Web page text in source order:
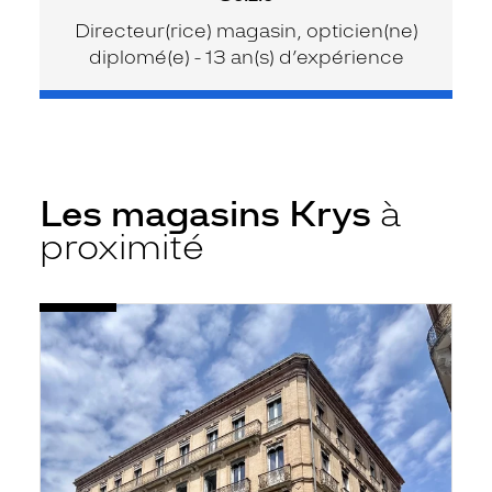
Directeur(rice) magasin, opticien(ne)
diplomé(e) - 13 an(s) d’expérience
Les magasins Krys à
proximité
Opticien
Toulouse
-
Metz
-
Krys
Voir
la
fiche